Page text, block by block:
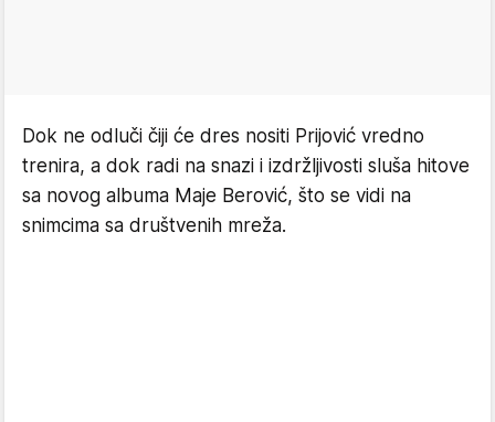
Dok ne odluči čiji će dres nositi Prijović vredno
trenira, a dok radi na snazi i izdržljivosti sluša hitove
sa novog albuma Maje Berović, što se vidi na
snimcima sa društvenih mreža.